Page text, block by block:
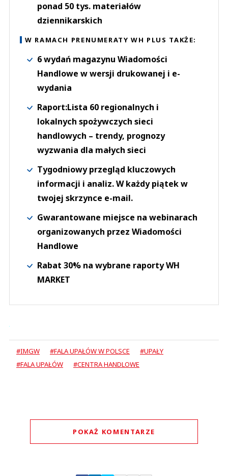
ponad 50 tys. materiałów
dziennikarskich
W RAMACH PRENUMERATY WH PLUS TAKŻE:
6 wydań magazynu Wiadomości
Handlowe w wersji drukowanej i e-
wydania
Raport:Lista 60 regionalnych i
lokalnych spożywczych sieci
handlowych – trendy, prognozy
wyzwania dla małych sieci
Tygodniowy przegląd kluczowych
informacji i analiz. W każdy piątek w
twojej skrzynce e-mail.
Gwarantowane miejsce na webinarach
organizowanych przez Wiadomości
Handlowe
Rabat 30% na wybrane raporty WH
MARKET
#IMGW #FALA UPAŁÓW W POLSCE
#UPAŁY
#FALA UPAŁÓW
#CENTRA HANDLOWE
POKAŻ KOMENTARZE